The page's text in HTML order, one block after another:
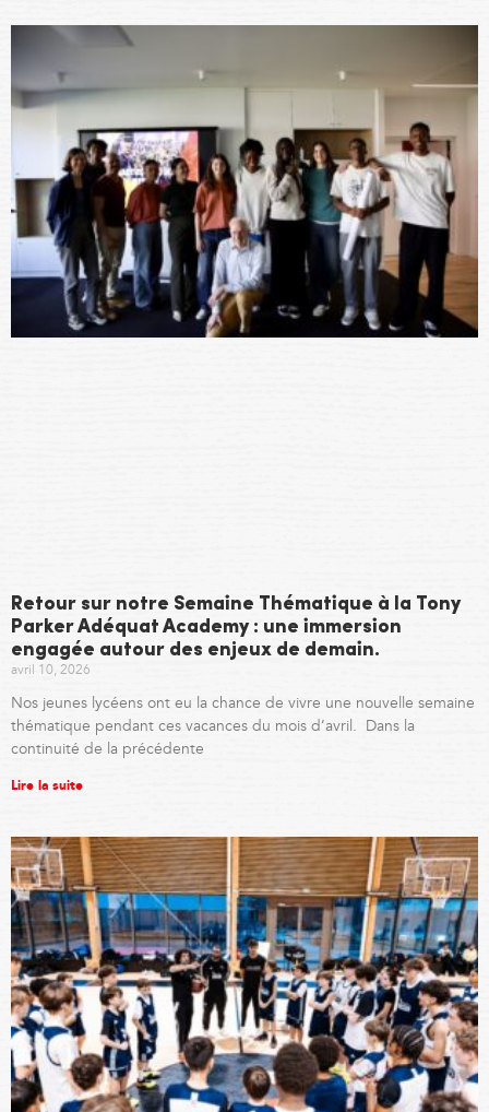
Retour sur notre Semaine Thématique à la Tony
Parker Adéquat Academy : une immersion
engagée autour des enjeux de demain.
avril 10, 2026
Nos jeunes lycéens ont eu la chance de vivre une nouvelle semaine
thématique pendant ces vacances du mois d’avril. Dans la
continuité de la précédente
Lire la suite